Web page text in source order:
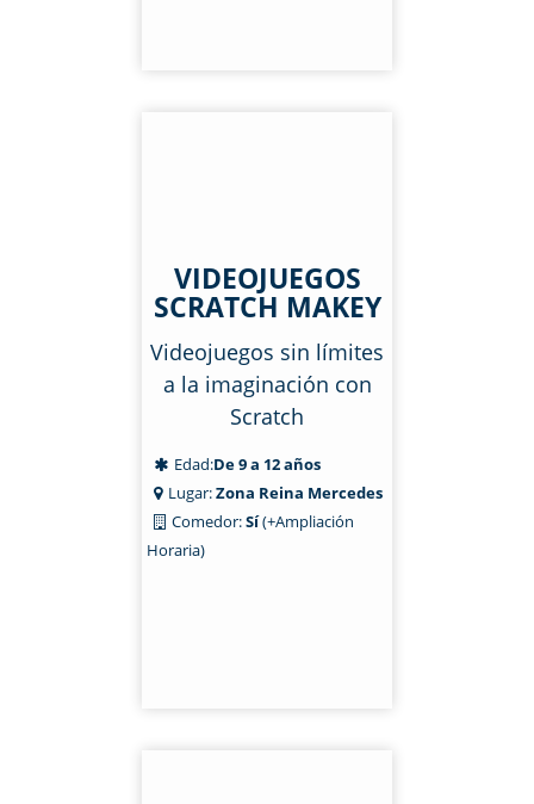
VIDEOJUEGOS
SCRATCH MAKEY
Videojuegos sin límites
a la imaginación con
Scratch
Edad:De 9 a 12 años
Lugar:Zona Reina Mercedes
Comedor:Sí(+Ampliación
Horaria)